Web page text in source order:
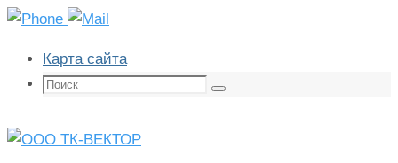
Карта сайта
Поиск:
Поиск